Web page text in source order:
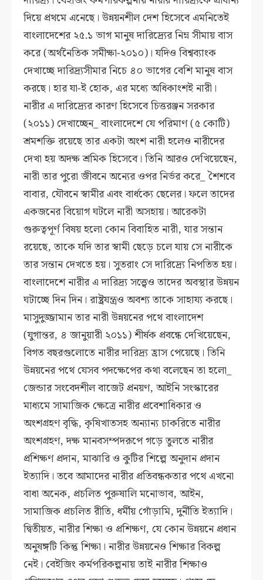
দিয়ে প্রথমে এনেছে। উন্নয়নশীল দেশ হিসেবে এমনিতেই
বাংলাদেশের ২৫.১ ভাগ মানুষ দারিদ্র্যের নিম্ন সীমায় বাস
করে (অর্থনৈতিক সমীক্ষা-২০১০)। যদিও বিশ্বব্যাংক
দেখাচ্ছে দারিদ্র্যসীমার নিচে ৪০ ভাগের বেশি মানুষ বাস
করছে। হার যা-ই হোক, এর মধ্যে অধিকাংশই নারী।
নারীর এ দারিদ্র্যের কারণ হিসেবে চিত্তরঞ্জন সরকার
(২০১১) দেখাচ্ছেন_ বাংলাদেশে যে পরিমাণ (৫ কোটি)
শ্রমশক্তি রয়েছে তার একটা অংশ নারী হলেও নারীদের
দেখা হয় অদক্ষ শ্রমিক হিসেবে। তিনি আরও দেখিয়েছেন,
নারী তার পুরো জীবনে অন্যের ওপর নির্ভর করে_ শৈশবে
বাবার, যৌবনে স্বামীর এবং বার্ধক্যে ছেলের। ফলে তাদের
একজনের বিয়োগ ঘটলে নারী অসহায়। আরেকটা
গুরুত্বপূর্ণ বিষয় হলো কোন বিবাহিত নারী, যার সন্তান
রয়েছে, তাকে যদি তার স্বামী ছেড়ে চলে যায় সে নারীকে
তার সন্তান দেখতে হয়। সুতরাং সে দারিদ্র্যে নিপতিত হয়।
বাংলাদেশে নারীর এ দারিদ্র্য সত্ত্বেও তাদের অবস্থার উন্নয়ন
ঘটাচ্ছে দিন দিন। রাষ্ট্রযন্ত্রও অবশ্য তাকে সাহায্য করছে।
মাসুদুজ্জামান তার নারী উন্নয়নের পথে বাংলাদেশ
(যুগান্তর, ৪ জানুয়ারী ২০১১) শীর্ষক প্রবন্ধে দেখিয়েছেন,
বিগত বছরগুলোতে নারীর দারিদ্র্য হ্রাস পেয়েছে। তিনি
উন্নয়নের পথে যেসব পদক্ষেপের কথা বলেছেন তা হলো_
জেন্ডার সংবেদশীল বাজেট প্রনয়ণ, আইনি সংস্কারের
মাধ্যমে সামাজিক ক্ষেত্রে নারীর প্রবেশাধিকার ও
অংশগ্রহণ বৃদ্ধি, কৃষিখাতসহ অন্যান্য চাকরিতে নারীর
অংশগ্রহণ, দক্ষ মানবসম্পদরূপে গড়ে তুলতে নারীর
প্রশিক্ষণ প্রদান, মাঝারি ও কুটির শিল্পে অনুদান প্রদান
ইত্যাদি। তবে আমাদের নারীর প্রতিবন্ধকতার পথে এখনো
বাধা অনেক, প্রচলিত পুরুষালি মনোভাব, আইন,
সামাজিক প্রচলিত রীতি, ধর্মীয় গোঁড়ামি, দুর্নীতি ইত্যাদি।
দ্বিতীয়ত, নারীর শিক্ষা ও প্রশিক্ষণ, যে কোন উন্নয়নে প্রধান
অনুষঙ্গটি কিন্তু শিক্ষা। নারীর উন্নয়নেও শিক্ষার বিকল্প
নেই। বেইজিং কর্মপরিকল্পনায় তাই নারীর শিক্ষাও